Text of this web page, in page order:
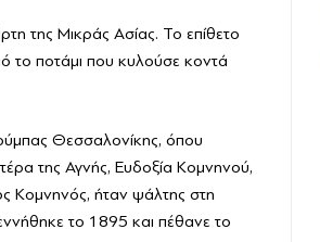
της Μικράς Ασίας. Το επίθετο
το ποτάμι που κυλούσε κοντά
Θεσσαλονίκης, όπου
της Αγνής, Ευδοξία Κομνηνού,
Κομνηνός, ήταν ψάλτης στη
το 1895 και πέθανε το